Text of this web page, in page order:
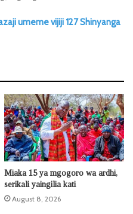
umeme vijiji 127 Shinyanga
Miaka 15 ya mgogoro wa ardhi,
serikali yaingilia kati
August 8, 2026